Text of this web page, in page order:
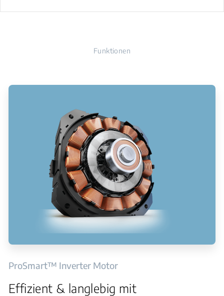
Funktionen
ProSmart™ Inverter Motor
Effizient & langlebig mit